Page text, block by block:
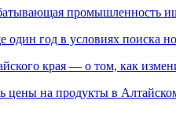
промышленность
один год в условиях поиска
края — о том, как
цены на продукты в